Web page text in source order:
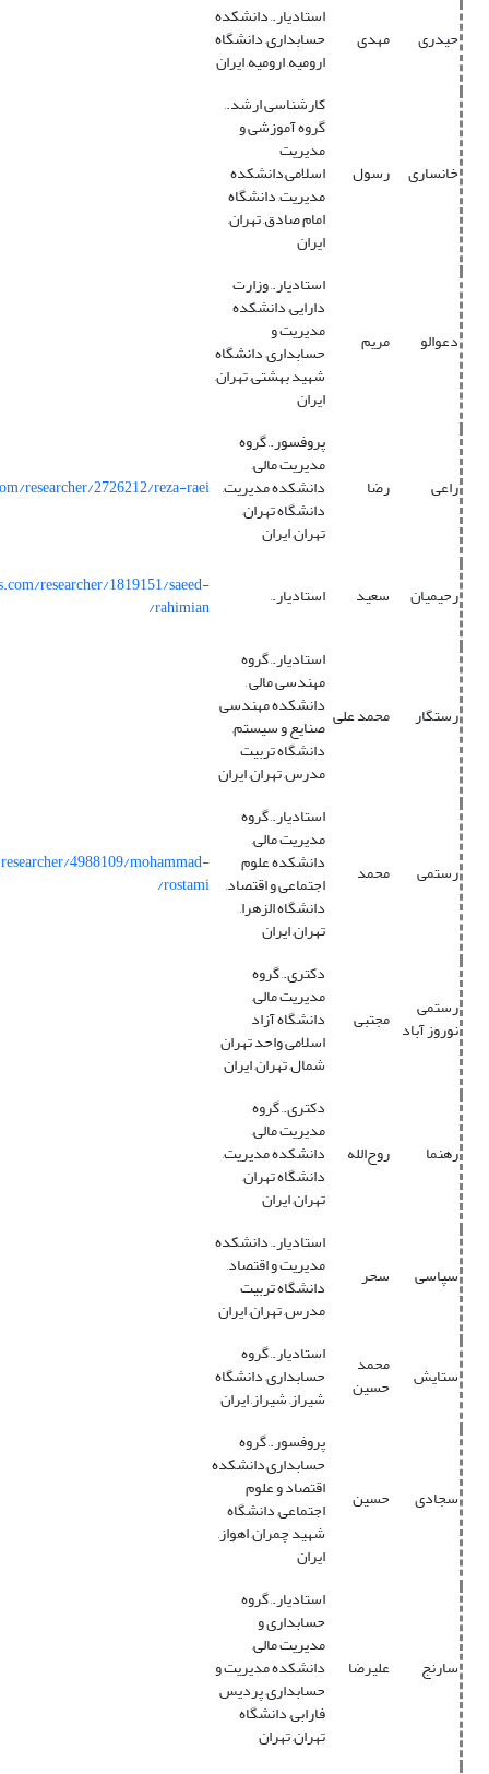
حیدری مهدی
استادیار., دانشکده
حسابداری, دانشگاه
ارومیه, ارومیه, ایران
خانساری رسول
کارشناسی ارشد.,
گروه آموزشی و
مدیریت
اسلامی,دانشکده
مدیریت, دانشگاه
امام صادق, تهران,
ایران
دعوالو مریم
استادیار., وزارت
دارایی, دانشکده
مدیریت و
حسابداری, دانشگاه
شهید بهشتی, تهران,
ایران
راعی رضا
پروفسور., گروه
مدیریت مالی,
دانشکده مدیریت,
دانشگاه تهران,
تهران, ایران
researcher/2726212/reza-raei/
رحیمیان سعید استادیار., researcher/1819151/saeed-
rahimian/
رستگار محمد علی
استادیار., گروه
مهندسی مالی ,
دانشکده مهندسی
صنایع و سیستم,
دانشگاه تربیت
مدرس, تهران, ایران
رستمی محمد
استادیار., گروه
مدیریت مالی,
دانشکده علوم
اجتماعی و اقتصاد,
دانشگاه الزهرا,
تهران, ایران
4988109/mohammad-
rostami/
رستمی
نوروز آباد مجتبی
دکتری., گروه
مدیریت مالی,
دانشگاه آزاد
اسلامی واحد تهران
شمال, تهران, ایران
رهنما روح‌الله
دکتری., گروه
مدیریت مالی,
دانشکده مدیریت,
دانشگاه تهران,
تهران, ایران
سپاسی سحر
استادیار., دانشکده
مدیریت و اقتصاد,
دانشگاه تربیت
مدرس, تهران, ایران
ستایش محمد
حسین
استادیار., گروه
حسابداری, دانشگاه
شیراز, شیراز, ایران
سجادی حسین
پروفسور., گروه
حسابداری,دانشکده
اقتصاد و علوم
اجتماعی, دانشگاه
شهید چمران, اهواز,
ایران
سارنج علیرضا
استادیار., گروه
حسابداری و
مدیریت مالی,
دانشکده مدیریت و
حسابداری, پردیس
فارابی, دانشگاه
تهران, تهران